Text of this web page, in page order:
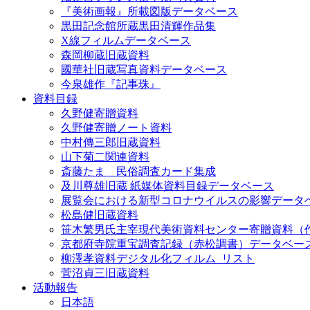
『美術画報』所載図版データベース
黒田記念館所蔵黒田清輝作品集
X線フィルムデータベース
森岡柳蔵旧蔵資料
國華社旧蔵写真資料データベース
今泉雄作『記事珠』
資料目録
久野健寄贈資料
久野健寄贈ノート資料
中村傳三郎旧蔵資料
山下菊二関連資料
斎藤たま 民俗調査カード集成
及川尊雄旧蔵 紙媒体資料目録データベース
展覧会における新型コロナウイルスの影響データ
松島健旧蔵資料
笹木繁男氏主宰現代美術資料センター寄贈資料（
京都府寺院重宝調査記録（赤松調書）データベー
柳澤孝資料デジタル化フィルム_リスト
菅沼貞三旧蔵資料
活動報告
日本語